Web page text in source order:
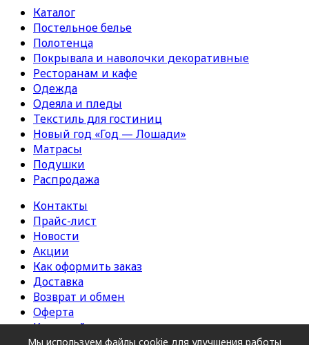
Каталог
Постельное белье
Полотенца
Покрывала и наволочки декоративные
Ресторанам и кафе
Одежда
Одеяла и пледы
Текстиль для гостиниц
Новый год «Год — Лошади»
Матрасы
Подушки
Распродажа
Контакты
Прайс-лист
Новости
Акции
Как оформить заказ
Доставка
Возврат и обмен
Оферта
Карта сайта
Мы используем файлы cookie для улучшения работы